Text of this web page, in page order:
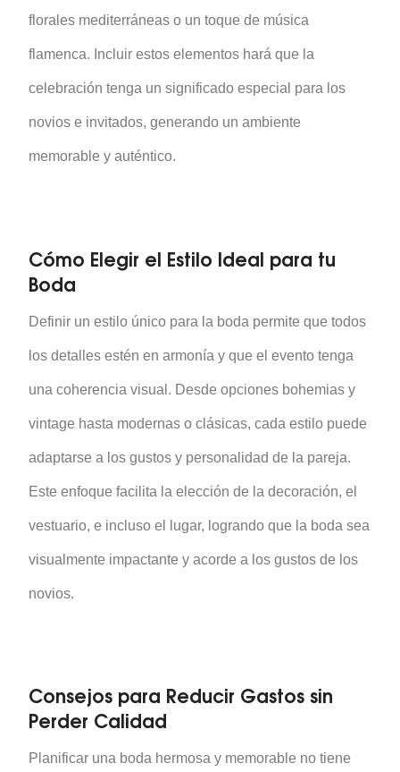
florales mediterráneas o un toque de música
flamenca. Incluir estos elementos hará que la
celebración tenga un significado especial para los
novios e invitados, generando un ambiente
memorable y auténtico.
Cómo Elegir el Estilo Ideal para tu
Boda
Definir un estilo único para la boda permite que todos
los detalles estén en armonía y que el evento tenga
una coherencia visual. Desde opciones bohemias y
vintage hasta modernas o clásicas, cada estilo puede
adaptarse a los gustos y personalidad de la pareja.
Este enfoque facilita la elección de la decoración, el
vestuario, e incluso el lugar, logrando que la boda sea
visualmente impactante y acorde a los gustos de los
novios.
Consejos para Reducir Gastos sin
Perder Calidad
Planificar una boda hermosa y memorable no tiene